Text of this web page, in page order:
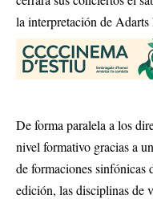
la interpretación de
De forma paralela a los
nivel formativo gracias a
de formaciones sinfónicas
edición, las disciplinas de